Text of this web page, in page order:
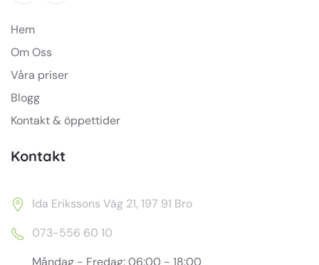
Hem
Om Oss
Våra priser
Blogg
Kontakt & öppettider
Kontakt
Ida Erikssons Väg 21, 197 91 Bro
073-556 60 10
Måndag - Fredag: 06:00 - 18:00